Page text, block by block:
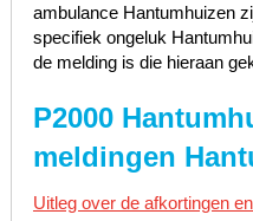
ambulance Hantumhuizen
specifiek ongeluk
de melding is die hieraan
P2000
meldingen
Uitleg over de afkortingen